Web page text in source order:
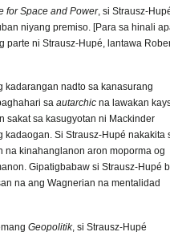
for Space and Power, si Strausz-
niyang premiso. [Para sa hinali
ni Strausz-Hupé, lantawa
kadarangan nadto sa kanasurang
sa autarchic na lawakan
sakat sa kasugyotan ni Mackinder
Si Strausz-Hupé nakakita
na kinahanglanon aron moporma og
Gipatigbabaw si Strausz-Hupé
na ang Wagnerian na mentalidad
Geopolitik, si Strausz-Hupé